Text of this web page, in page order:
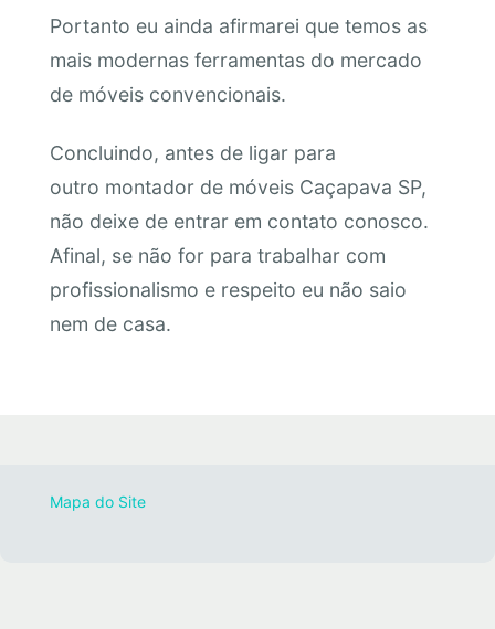
Portanto eu ainda afirmarei que temos as
mais modernas ferramentas do mercado
de móveis convencionais.
Concluindo, antes de ligar para
outro montador de móveis Caçapava SP,
não deixe de entrar em contato conosco.
Afinal, se não for para trabalhar com
profissionalismo e respeito eu não saio
nem de casa.
Mapa do Site